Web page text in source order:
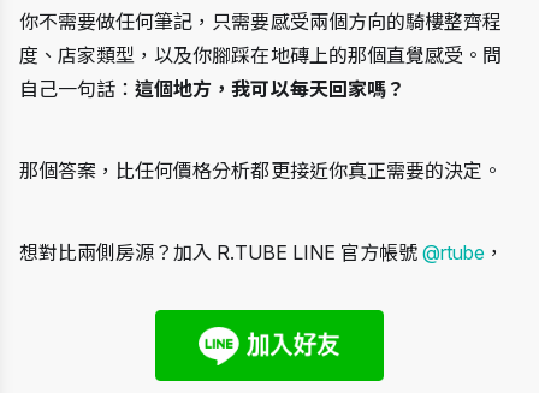
你不需要做任何筆記，只需要感受兩個方向的騎樓整齊程
度、店家類型，以及你腳踩在地磚上的那個直覺感受。問
自己一句話：這個地方，我可以每天回家嗎？
那個答案，比任何價格分析都更接近你真正需要的決定。
想對比兩側房源？加入 R.TUBE LINE 官方帳號 @rtube ，